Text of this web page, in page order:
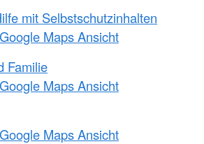
mit Selbstschutzinhalten
Maps Ansicht
Familie
Maps Ansicht
Maps Ansicht